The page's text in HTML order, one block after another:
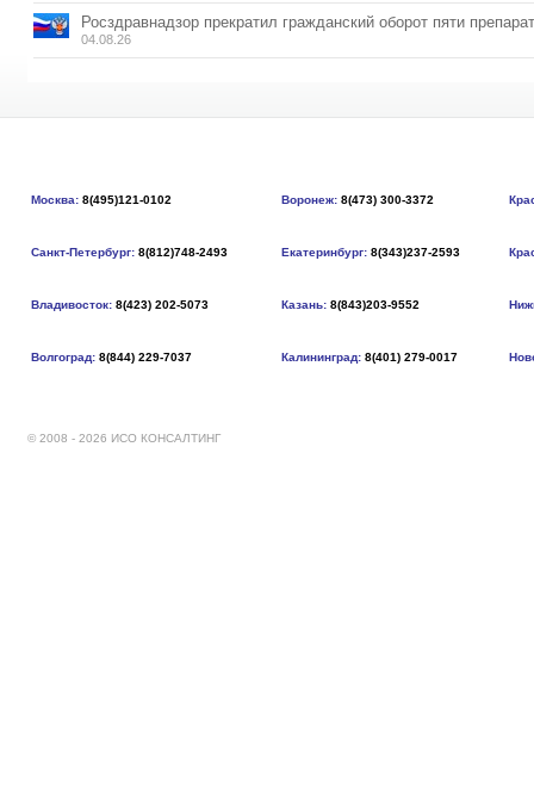
Росздравнадзор прекратил гражданский оборот пяти
04.08.26
Москва: 8(495)121-0102 Воронеж: 8(473) 300-3372
Санкт-Петербург: 8(812)748-2493 Екатеринбург: 8(343)237-2593
Владивосток: 8(423) 202-5073 Казань: 8(843)203-9552
Волгоград: 8(844) 229-7037 Калининград: 8(401) 279-0017
© 2008 - 2026 ИСО КОНСАЛТИНГ